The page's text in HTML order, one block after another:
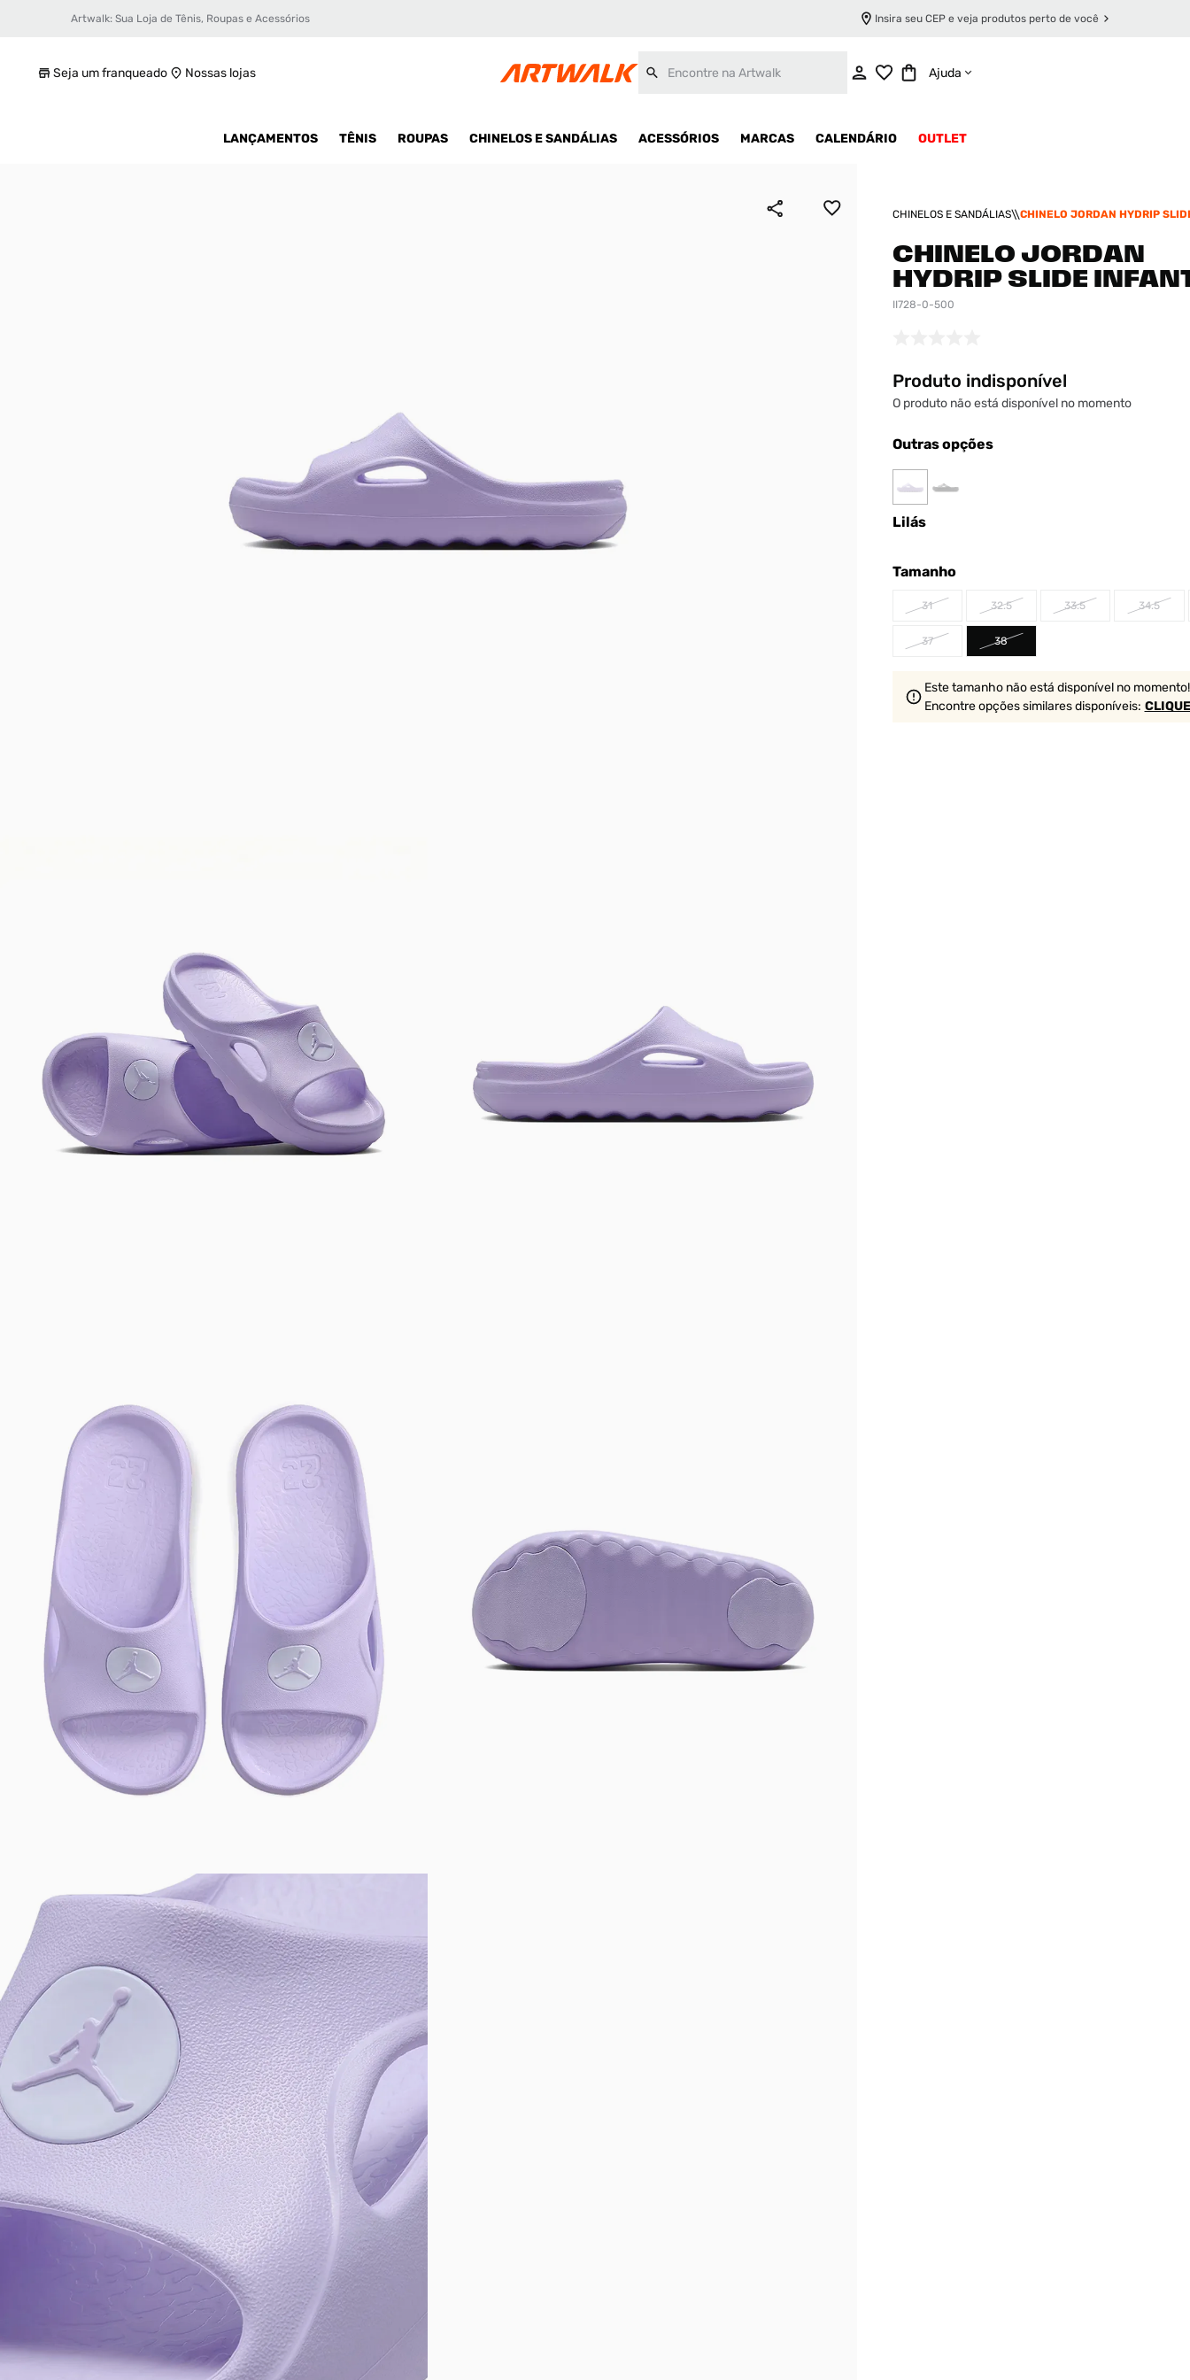
Artwalk: Sua Loja de Tênis, Roupas e Acessórios Insira seu CEP e veja produtos perto de você
Para ter uma melhor experiência de compra, insira seu CEP
e veja a seleção de produtos disponíveis para sua região
DIGITE SEU CEP
Seja um franqueado Nossas lojas Ajuda
LANÇAMENTOS TÊNIS ROUPAS CHINELOS E SANDÁLIAS ACESSÓRIOS MARCAS CALENDÁRIO OUTLET
CHINELOS E SANDÁLIAS CHINELO JORDAN HYDRIP
CHINELO JORDAN
HYDRIP SLIDE
II728-0-500
Produto indisponível
O produto não está disponível no momento
Outras opções
Lilás
Tamanho
31 32.5 33.5 34.5
37 38
Este tamanho não está disponível no momento!
Encontre opções similaresdisponíveis:
Chinelo Jordan Hydrip Slide Infantil